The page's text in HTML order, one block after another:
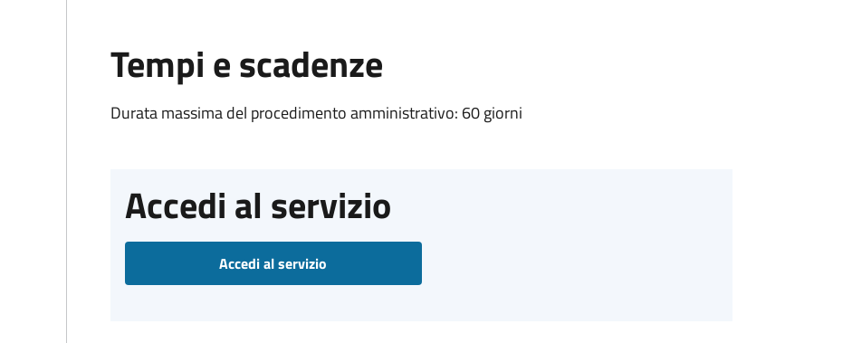
Tempi e scadenze
Durata massima del procedimento amministrativo: 60 giorni
Accedi al servizio
Accedi al servizio